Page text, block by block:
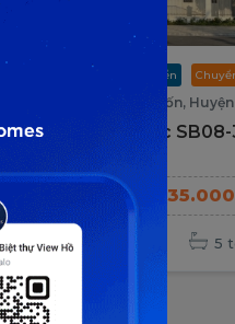
Sao Biển
Dương Xá, Kiêu Kỵ, Đa Tốn,
thự Đơn Lập Góc
hồ lớn 24,5 ha
33
264,3m 5 PN 5